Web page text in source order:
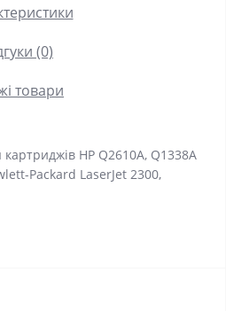
(0)
товари
HP Q2610A, Q1338A
Packard LaserJet 2300,